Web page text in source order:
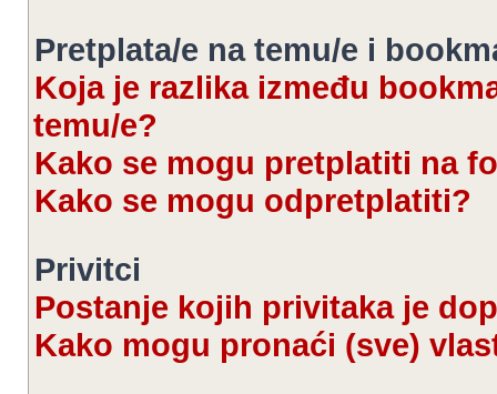
Pretplata/e na temu/e i
Koja je razlika između
temu/e?
Kako se mogu pretplatiti na
Kako se mogu odpretplatiti?
Privitci
Postanje kojih privitaka je
Kako mogu pronaći (sve)